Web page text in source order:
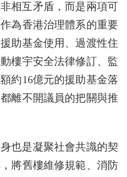
相互矛盾，而是兩項可
為香港治理體系的重要
助基金使用、過渡性住
樓宇安全法律修訂、監
約16億元的援助基金落
離不開議員的把關與推
也是凝聚社會共識的契
將舊樓維修規範、消防